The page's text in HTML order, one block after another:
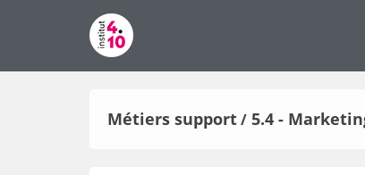
Métiers support/ 5.4 -